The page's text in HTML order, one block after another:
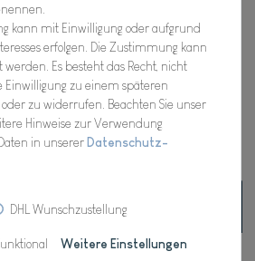
In den Warenkorb
kann mit Einwilligung oder aufgrund
erfolgen. Die Zustimmung kann
Es besteht das Recht, nicht
zu einem späteren
zu widerrufen. Beachten Sie unser
Hinweise zur Verwendung
in unsererDaten­schutz­
DHL Wunschzustellung
Weitere Einstellungen